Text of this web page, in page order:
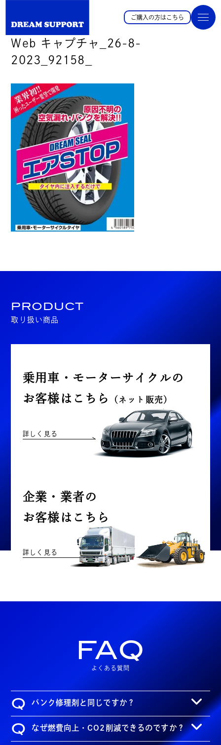
ご購入の方はこちら
Web キャプチャ_26-8-
2023_92158_
PRODUCT
取り扱い商品
乗用車・モーターサイクルの
お客様はこちら
（ネット販売）
詳しく見る
企業・業者の
お客様はこちら
詳しく見る
FAQ
よくある質問
Q パンク修理剤と同じですか？
Q なぜ燃費向上・CO2削減できるのですか？